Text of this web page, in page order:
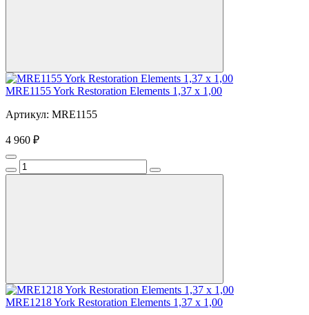
MRE1155 York Restoration Elements 1,37 x 1,00
Артикул: MRE1155
4 960 ₽
MRE1218 York Restoration Elements 1,37 x 1,00